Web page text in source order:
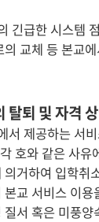
긴급한 시스템
의 교체 등 본교
탈퇴 및 자격
제공하는 서
호와 같은 사유
의거하여 입학취
교 서비스 이
서 혹은 미풍양